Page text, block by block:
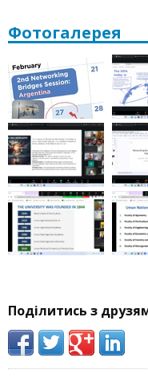
Фотогалерея
Поділитись з